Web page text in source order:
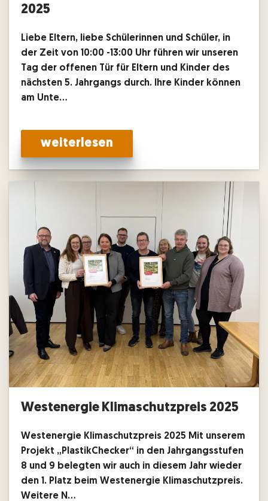
2025
Liebe Eltern, liebe Schülerinnen und Schüler, in
der Zeit von 10:00 -13:00 Uhr führen wir unseren
Tag der offenen Tür für Eltern und Kinder des
nächsten 5. Jahrgangs durch. Ihre Kinder können
am Unte…
weiterlesen
Westenergie Klimaschutzpreis 2025
Westenergie Klimaschutzpreis 2025 Mit unserem
Projekt „PlastikChecker“ in den Jahrgangsstufen
8 und 9 belegten wir auch in diesem Jahr wieder
den 1. Platz beim Westenergie Klimaschutzpreis.
Weitere N…